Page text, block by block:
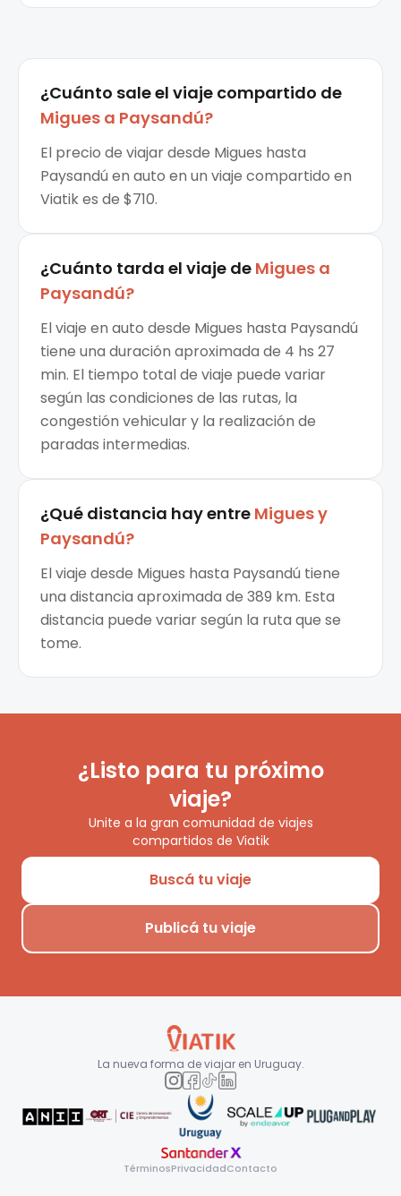
¿Cuánto sale el viaje compartido de
Migues a Paysandú?
El precio de viajar desde Migues hasta
Paysandú en auto en un viaje compartido en
Viatik es de $710.
¿Cuánto tarda el viaje de Migues a
Paysandú?
El viaje en auto desde Migues hasta Paysandú
tiene una duración aproximada de 4 hs 27
min. El tiempo total de viaje puede variar
según las condiciones de las rutas, la
congestión vehicular y la realización de
paradas intermedias.
¿Qué distancia hay entre Miguesy
Paysandú?
El viaje desde Migues hasta Paysandú tiene
una distancia aproximada de 389 km. Esta
distancia puede variar según la ruta que se
tome.
¿Listo para tu próximo
viaje?
Unite a la gran comunidad de viajes
compartidos de Viatik
Buscá tu viaje
Publicá tu viaje
La nueva forma de viajar en Uruguay.
TérminosPrivacidadContacto